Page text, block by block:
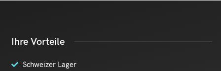
Ihre Vorteile
Schweizer Lager